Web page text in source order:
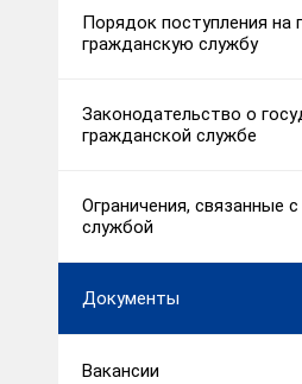
Порядок поступления на
гражданскую службу
Законодательство о
гражданской службе
Ограничения, связанные
службой
Документы
Вакансии